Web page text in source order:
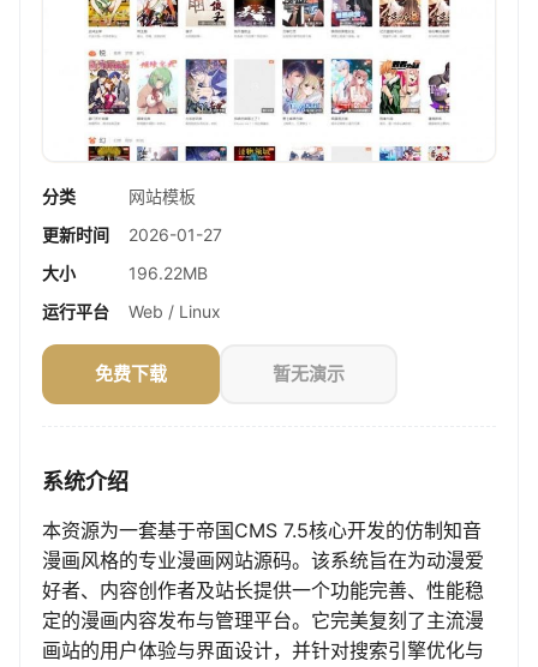
分类
网站模板
更新时间
2026-01-27
大小
196.22MB
运行平台
Web / Linux
免费下载 暂无演示
系统介绍
本资源为一套基于帝国CMS 7.5核心开发的仿制知音
漫画风格的专业漫画网站源码。该系统旨在为动漫爱
好者、内容创作者及站长提供一个功能完善、性能稳
定的漫画内容发布与管理平台。它完美复刻了主流漫
画站的用户体验与界面设计，并针对搜索引擎优化与